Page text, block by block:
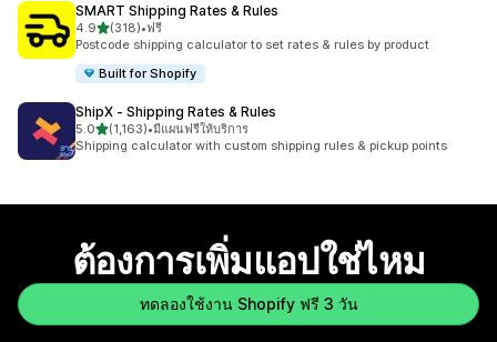
SMART Shipping Rates & Rules
4.9เต็ม 5 ดาว
(318)
ทั้งหมด 318 รีวิว
•ฟรี
Postcode shipping calculator to set rates & rules by product
Built for Shopify
ShipX ‑ Shipping Rates & Rules
5.0เต็ม 5 ดาว
(1,163)
ทั้งหมด 1163 รีวิว
•มีแผนฟรีให้บริการ
Shipping calculator with custom shipping rules & pickup points
ต้องการเพิ่มแอปใช่ไหม
ทดลองใช้งาน Shopify ฟรี 3 วัน